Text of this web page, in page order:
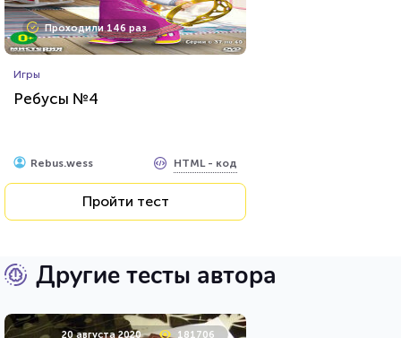
Проходили 146 раз
Игры
Ребусы №4
Rebus.wess HTML - код
Пройти тест
Другие тесты автора
20 августа 2020 181706